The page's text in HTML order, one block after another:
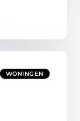
WONINGEN